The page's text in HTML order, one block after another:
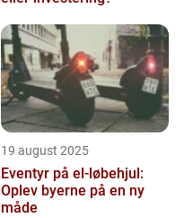
19 august 2025
Eventyr på el-løbehjul:
Oplev byerne på en ny
måde